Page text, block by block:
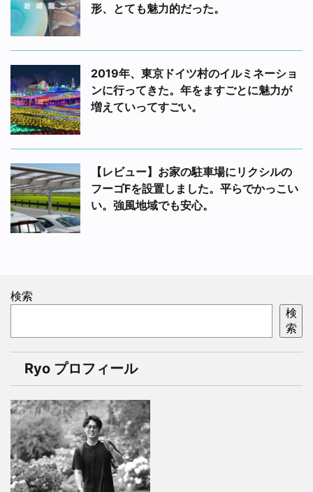
形、とても魅力的だった。
2019年、東京ドイツ村のイルミネーショ
ンに行ってきた。年をますごとに魅力が
増えていってすごい。
【レビュー】お家の駐車場にリクシルの
フーゴFを設置しました。平らでかっこい
い。強風地域でも安心。
検索
検
索
Ryo プロフィール